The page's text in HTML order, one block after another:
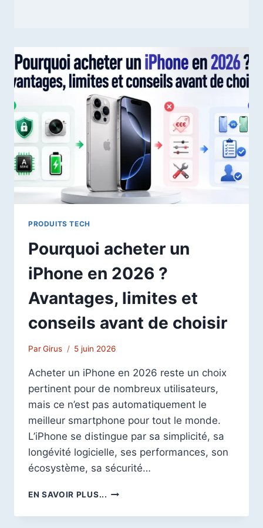
PRODUITS TECH
Pourquoi acheter un
iPhone en 2026 ?
Avantages, limites et
conseils avant de choisir
ParGirus 5 juin 2026
Acheter un iPhone en 2026 reste un choix
pertinent pour de nombreux utilisateurs,
mais ce n’est pas automatiquement le
meilleur smartphone pour tout le monde.
L’iPhone se distingue par sa simplicité, sa
longévité logicielle, ses performances, son
écosystème, sa sécurité…
EN SAVOIR PLUS... POURQUOI
UN